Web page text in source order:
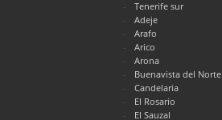
Tenerife sur
Adeje
Arafo
Arico
Arona
Buenavista del Norte
Candelaria
El Rosario
El Sauzal